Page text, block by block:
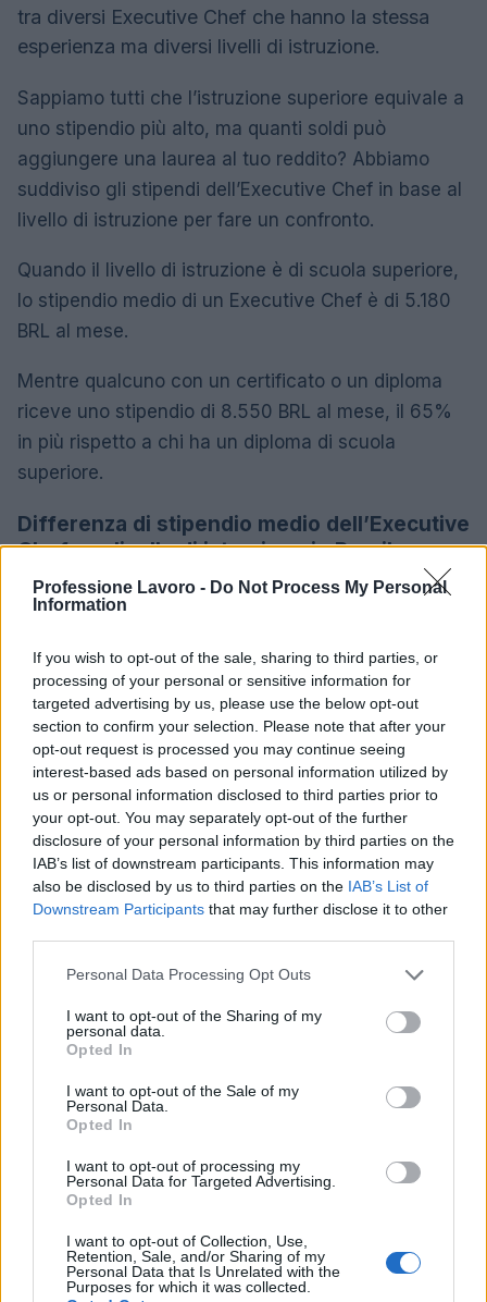
Professione Lavoro - Do Not Process My Personal
Information
If you wish to opt-out of the sale, sharing to third parties, or
processing of your personal or sensitive information for
targeted advertising by us, please use the below opt-out
section to confirm your selection. Please note that after your
opt-out request is processed you may continue seeing
interest-based ads based on personal information utilized by
us or personal information disclosed to third parties prior to
your opt-out. You may separately opt-out of the further
disclosure of your personal information by third parties on the
IAB’s list of downstream participants. This information may
also be disclosed by us to third parties on the IAB’s List of
Downstream Participants that may further disclose it to other
Please note that this website/app uses one or more Google
not limited to your visit or usage behaviour. You may click to
grant or deny consent to Google and its third-party tags to
use your data for below specified purposes in below Google
consent section.
Personal Data Processing Opt Outs
I want to opt-out of the Sharing of my
personal data.
Opted In
I want to opt-out of the Sale of my
Personal Data.
Opted In
I want to opt-out of processing my
Personal Data for Targeted Advertising.
Opted In
I want to opt-out of Collection, Use,
Retention, Sale, and/or Sharing of my
Personal Data that Is Unrelated with the
Purposes for which it was collected.
tra diversi Executive Chef che hanno la stessa
esperienza ma diversi livelli di istruzione.
Sappiamo tutti che l’istruzione superiore equivale a
uno stipendio più alto, ma quanti soldi può
aggiungere una laurea al tuo reddito? Abbiamo
suddiviso gli stipendi dell’Executive Chef in base al
livello di istruzione per fare un confronto.
Quando il livello di istruzione è di scuola superiore,
lo stipendio medio di un Executive Chef è di 5.180
BRL al mese.
Mentre qualcuno con un certificato o un diploma
riceve uno stipendio di 8.550 BRL al mese, il 65%
in più rispetto a chi ha un diploma di scuola
superiore.
Differenza di stipendio medio dell’Executive
Chef per livello di istruzione in Brasile
Scuola superiore
5.180
Certificato o Diploma + 65% 8.550 BRL
L’aumento e la diminuzione percentuali sono relativi al
valore precedente
Differenza salariale tipica per istruzione
per la maggior parte delle carriere
per sesso
Sebbene il genere non dovrebbe avere un effetto
sulla retribuzione, in realtà lo fa. Quindi chi viene
pagato di più: uomini o donne? I dipendenti di
Executive Chef uomini in Brasile guadagnano in
donne.
Maschio 6.540 BRL
Femmina -9% 5.950 BRL